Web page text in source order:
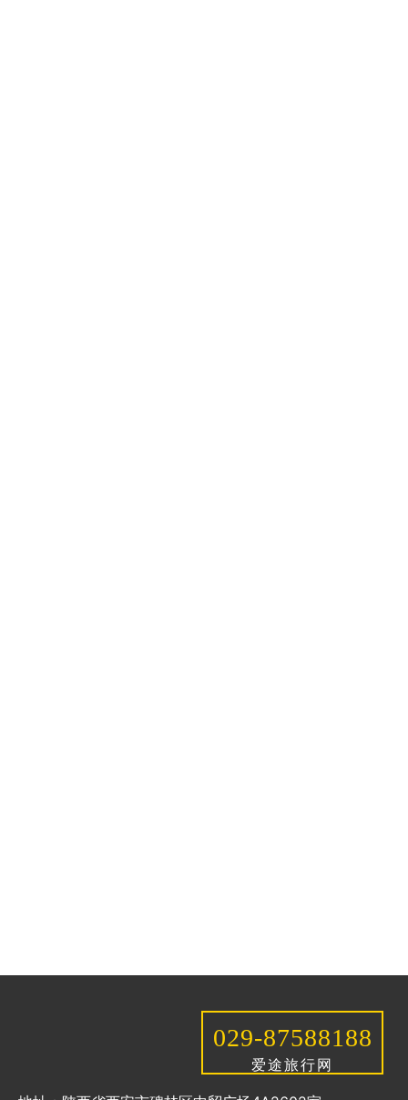
029-87588188
爱途旅行网